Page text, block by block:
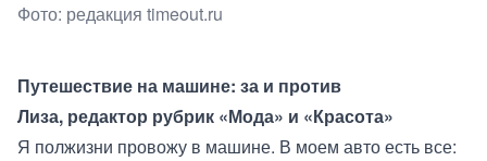
Фото: редакция timeout.ru
Путешествие на машине: за и против
Лиза, редактор рубрик «Мода» и «Красота»
Я полжизни провожу в машине. В моем авто есть все: